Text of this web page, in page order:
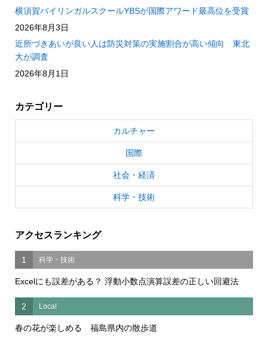
横須賀バイリンガルスクールYBSが国際アワード最高位を受賞
2026年8月3日
近所づきあいが良い人は防災対策の実施割合が高い傾向 東北
大が調査
2026年8月1日
カテゴリー
カルチャー
国際
社会・経済
科学・技術
アクセスランキング
1 科学・技術
Excelにも誤差がある？ 浮動小数点演算誤差の正しい回避法
2 Local
春の花が楽しめる 福島県内の散歩道